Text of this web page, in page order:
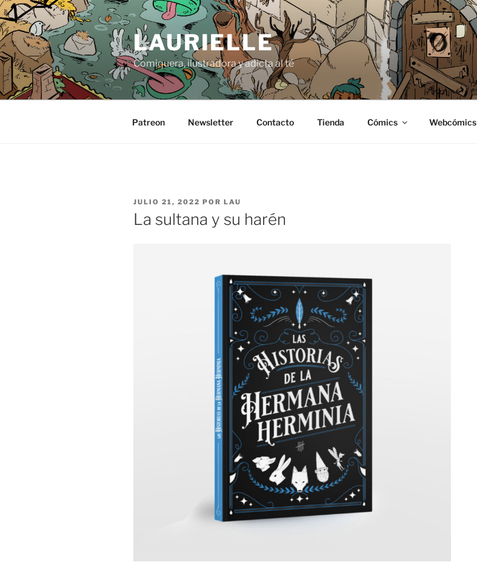
Saltar
al
contenido
LAURIELLE
Comiquera, ilustradora y adicta al té
Patreon Newsletter Contacto Tienda Cómics Webcómics
PUBLICADO
EL
JULIO 21, 2022 POR LAU
La sultana y su harén